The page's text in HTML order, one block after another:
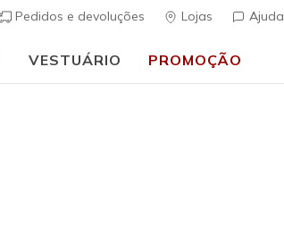
Pedidos e devoluções Lojas Ajuda
VESTUÁRIO PROMOÇÃO